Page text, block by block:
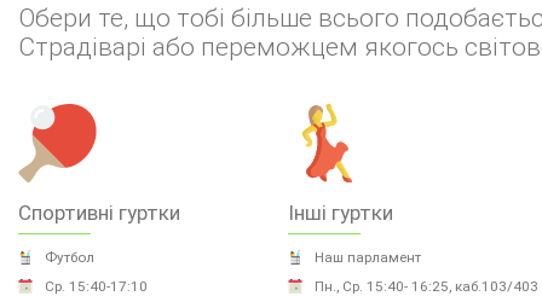
Обери те, що тобі більше всього
Страдіварі або переможцем якогось
Спортивні гуртки
Футбол
Ср. 15:40-17:10
Інші гуртки
Наш парламент
Пн., Ср. 15:40- 16:25, каб.103/403